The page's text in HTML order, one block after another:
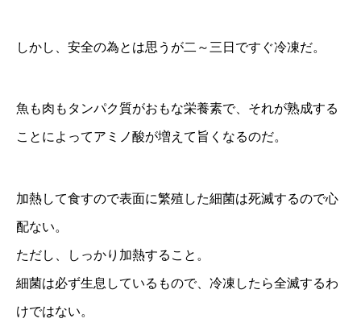
しかし、安全の為とは思うが二～三日ですぐ冷凍だ。
魚も肉もタンパク質がおもな栄養素で、それが熟成する
ことによってアミノ酸が増えて旨くなるのだ。
加熱して食すので表面に繁殖した細菌は死滅するので心
配ない。
ただし、しっかり加熱すること。
細菌は必ず生息しているもので、冷凍したら全滅するわ
けではない。